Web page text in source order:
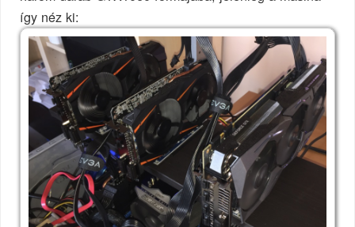
így néz ki: